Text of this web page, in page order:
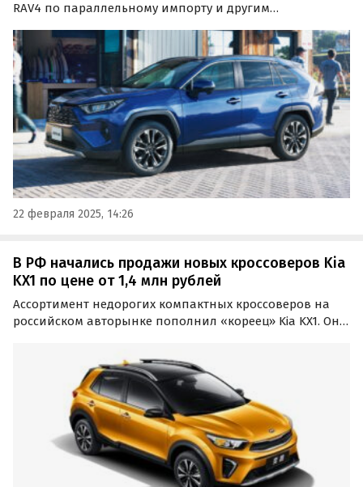
RAV4 по параллельному импорту и другим
предлагаются как из наличия, так и под заказ, а цены
на них по состоянию на февраль 2025 года стартуют от
3 000 000…
22 февраля 2025, 14:26
В РФ начались продажи новых кроссоверов Kia
KX1 по цене от 1,4 млн рублей
Ассортимент недорогих компактных кроссоверов на
российском авторынке пополнил «кореец» Kia KX1. Он
же 100-сильным «атмосферником» 1.4, а цены на него
на одном из классифайдов в апреле стартуют от 1…